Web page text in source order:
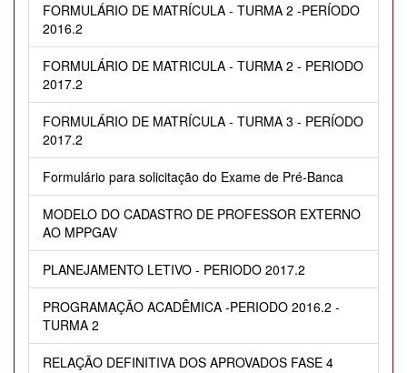
FORMULÁRIO DE MATRÍCULA - TURMA 2 -PERÍODO
2016.2
FORMULÁRIO DE MATRICULA - TURMA 2 - PERIODO
2017.2
FORMULÁRIO DE MATRÍCULA - TURMA 3 - PERÍODO
2017.2
Formulário para solicitação do Exame de Pré-Banca
MODELO DO CADASTRO DE PROFESSOR EXTERNO
AO MPPGAV
PLANEJAMENTO LETIVO - PERIODO 2017.2
PROGRAMAÇÃO ACADÊMICA -PERIODO 2016.2 -
TURMA 2
RELAÇÃO DEFINITIVA DOS APROVADOS FASE 4